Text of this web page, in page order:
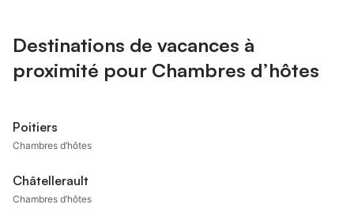
Destinations de vacances à
proximité pour Chambres d’hôtes
Poitiers
Chambres d’hôtes
Châtellerault
Chambres d’hôtes